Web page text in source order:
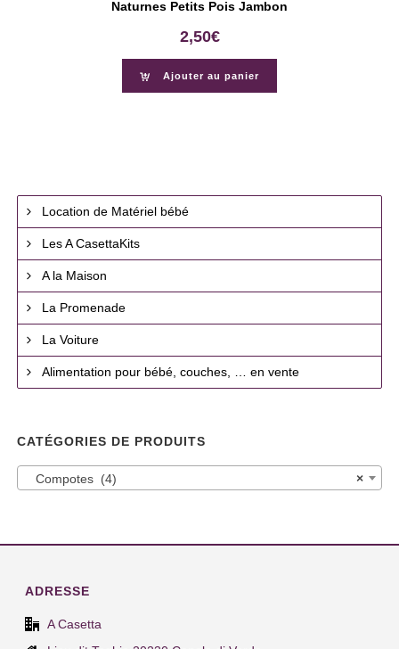
Naturnes Petits Pois Jambon
2,50€
Ajouter au panier
Location de Matériel bébé
Les A CasettaKits
A la Maison
La Promenade
La Voiture
Alimentation pour bébé, couches, … en vente
CATÉGORIES DE PRODUITS
×
Compotes (4)
ADRESSE
A Casetta